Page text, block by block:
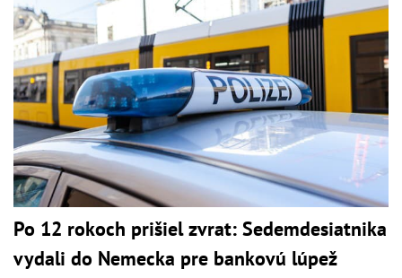
Po 12 rokoch prišiel zvrat: Sedemdesiatnika
vydali do Nemecka pre bankovú lúpež